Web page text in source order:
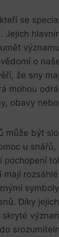
⁣se
⁣Jejich
o
⁢že sny⁢
mohou
⁣obavy
může být
u snářů,
pochopení
mají
Díky